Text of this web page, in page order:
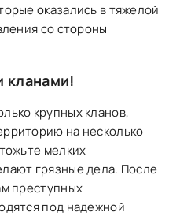
оказались в тяжелой
со стороны
кланами!
крупных кланов,
на несколько
мелких
грязные дела. После
преступных
под надежной